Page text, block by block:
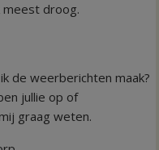
meest droog.
de weerberichten maak?
jullie op of
graag weten.